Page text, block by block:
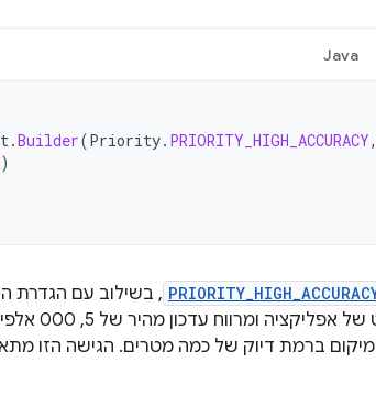
Java
.Builder(Priority. PRIORITY_HIGH_ACCURACY,
)
, בשילוב עם הגדרת
מיקום ברמת דיוק של כמה מטרים. הגישה הזו